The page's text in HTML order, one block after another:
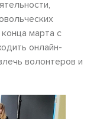
марта с
онлайн-
волонтеров и